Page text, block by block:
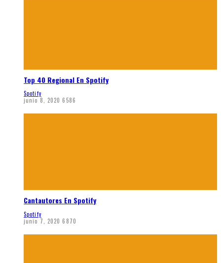
Top 40 Regional En Spotify
Spotify
junio 8, 2020 6586
Cantautores En Spotify
Spotify
junio 7, 2020 6870